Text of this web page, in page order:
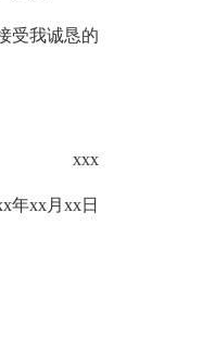
受我诚恳的
xxx
xx月xx日